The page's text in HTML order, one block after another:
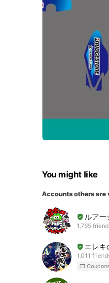
You might like
Accounts others are
ルアー
1,765
エレキ
1,011
Coupons